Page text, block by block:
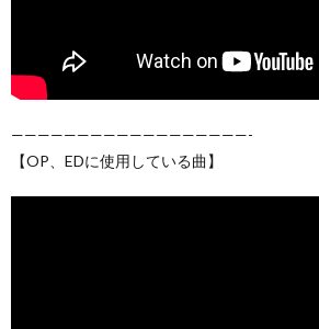
——————————————————-
【OP、EDに使用している曲】